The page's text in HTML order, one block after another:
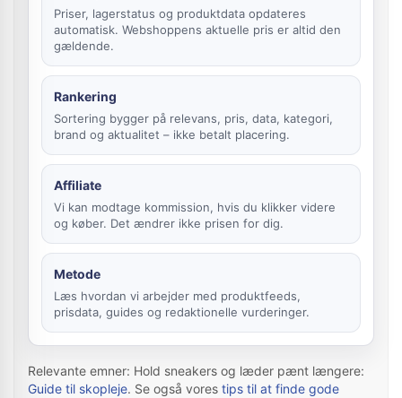
Priser, lagerstatus og produktdata opdateres
automatisk. Webshoppens aktuelle pris er altid den
gældende.
Rankering
Sortering bygger på relevans, pris, data, kategori,
brand og aktualitet – ikke betalt placering.
Affiliate
Vi kan modtage kommission, hvis du klikker videre
og køber. Det ændrer ikke prisen for dig.
Metode
Læs hvordan vi arbejder med produktfeeds,
prisdata, guides og redaktionelle vurderinger.
Relevante emner: Hold sneakers og læder pænt længere:
Guide til skopleje. Se også vores tips til at finde gode